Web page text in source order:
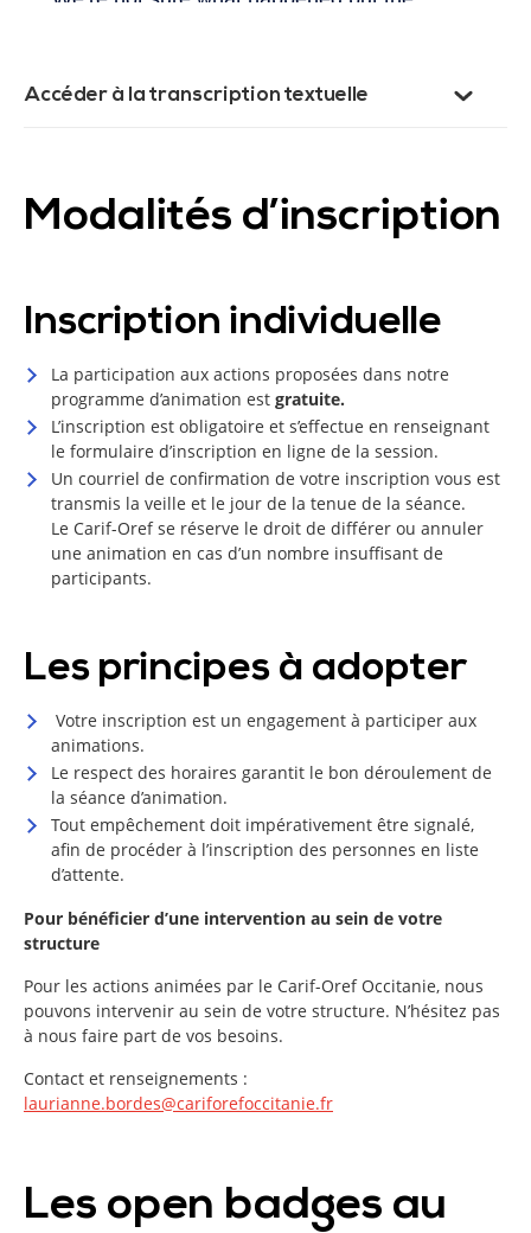
Accéder à la transcription textuelle
Modalités d’inscription
Inscription individuelle
La participation aux actions proposées dans notre
programme d’animation est gratuite.
L’inscription est obligatoire et s’effectue en renseignant
le formulaire d’inscription en ligne de la session.
Un courriel de confirmation de votre inscription vous est
transmis la veille et le jour de la tenue de la séance.
Le Carif-Oref se réserve le droit de différer ou annuler
une animation en cas d’un nombre insuffisant de
participants.
Les principes à adopter
Votre inscription est un engagement à participer aux
animations.
Le respect des horaires garantit le bon déroulement de
la séance d’animation.
Tout empêchement doit impérativement être signalé,
afin de procéder à l’inscription des personnes en liste
d’attente.
Pour bénéficier d’une intervention au sein de votre
structure
Pour les actions animées par le Carif-Oref Occitanie, nous
pouvons intervenir au sein de votre structure. N’hésitez pas
à nous faire part de vos besoins.
Contact et renseignements :
laurianne.bordes@cariforefoccitanie.fr
Les open badges au